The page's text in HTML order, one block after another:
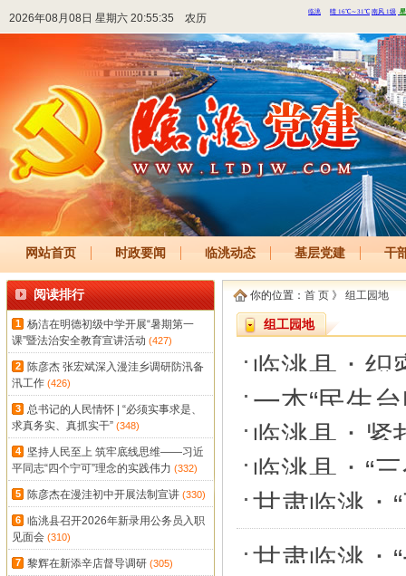
2026年08月08日 星期六 20:55:35 农历
网站首页 时政要闻 临洮动态 基层党建 干
阅读排行
1
杨洁在明德初级中学开展“暑期第一
课”暨法治安全教育宣讲活动 (427)
2
陈彦杰 张宏斌深入漫洼乡调研防汛备
汛工作 (426)
3
总书记的人民情怀 | “必须实事求是、
求真务实、真抓实干” (348)
4
坚持人民至上 筑牢底线思维——习近
平同志“四个宁可”理念的实践伟力 (332)
5 陈彦杰在漫洼初中开展法制宣讲 (330)
6
临洮县召开2026年新录用公务员入职
见面会 (310)
7 黎辉在新添辛店督导调研 (305)
你的位置： 首 页 》 组工园地
组工园地
临洮县：织
福田
一本“民生
临洮县：紧
增效
临洮县：“
教育见实效
甘肃临洮：
效
甘肃临洮：